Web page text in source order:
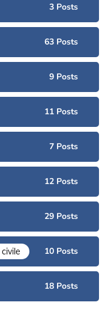
3 Posts
63 Posts
9 Posts
11 Posts
7 Posts
12 Posts
29 Posts
10 Posts
18 Posts